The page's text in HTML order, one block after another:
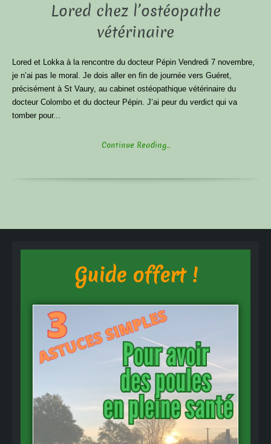
Lored chez l’ostéopathe
vétérinaire
Lored et Lokka à la rencontre du docteur Pépin Vendredi 7 novembre,
je n’ai pas le moral. Je dois aller en fin de journée vers Guéret,
précisément à St Vaury, au cabinet ostéopathique vétérinaire du
docteur Colombo et du docteur Pépin. J’ai peur du verdict qui va
tomber pour...
Continue Reading...
Guide offert !